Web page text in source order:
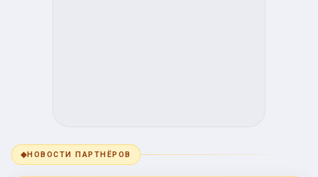
◆НОВОСТИ ПАРТНЁРОВ